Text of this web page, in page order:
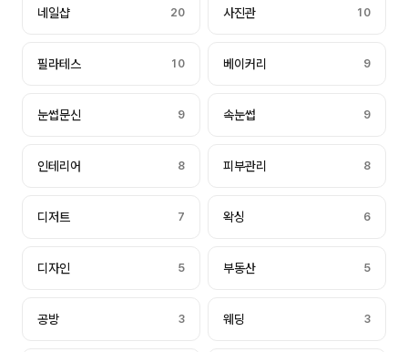
네일샵 20 사진관 10
필라테스 10 베이커리 9
눈썹문신 9 속눈썹 9
인테리어 8 피부관리 8
디저트 7 왁싱 6
디자인 5 부동산 5
공방 3 웨딩 3